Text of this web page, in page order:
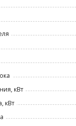
кВт
кВт